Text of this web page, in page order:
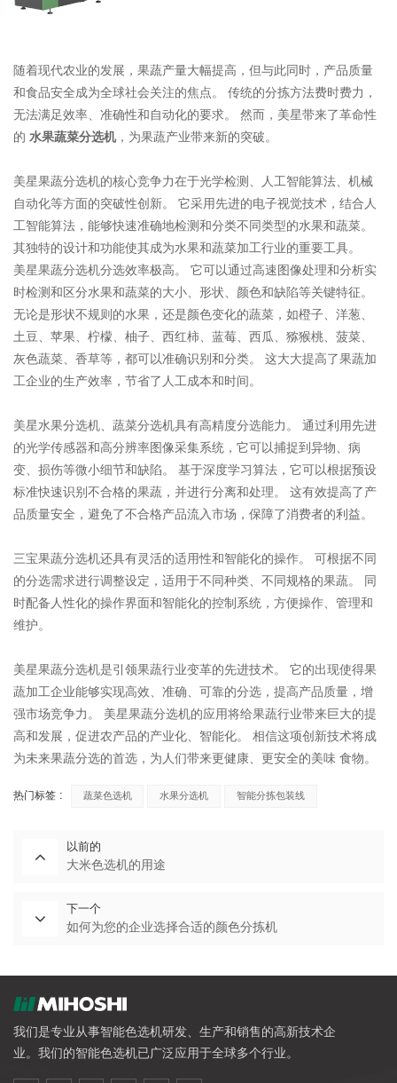
随着现代农业的发展，果蔬产量大幅提高，但与此同时，产品质量
和食品安全成为全球社会关注的焦点。 传统的分拣方法费时费力，
无法满足效率、准确性和自动化的要求。 然而，美星带来了革命性
的 水果蔬菜分选机，为果蔬产业带来新的突破。
美星果蔬分选机的核心竞争力在于光学检测、人工智能算法、机械
自动化等方面的突破性创新。 它采用先进的电子视觉技术，结合人
工智能算法，能够快速准确地检测和分类不同类型的水果和蔬菜。
其独特的设计和功能使其成为水果和蔬菜加工行业的重要工具。
美星果蔬分选机分选效率极高。 它可以通过高速图像处理和分析实
时检测和区分水果和蔬菜的大小、形状、颜色和缺陷等关键特征。
无论是形状不规则的水果，还是颜色变化的蔬菜，如橙子、洋葱、
土豆、苹果、柠檬、柚子、西红柿、蓝莓、西瓜、猕猴桃、菠菜、
灰色蔬菜、香草等，都可以准确识别和分类。 这大大提高了果蔬加
工企业的生产效率，节省了人工成本和时间。
美星水果分选机、蔬菜分选机具有高精度分选能力。 通过利用先进
的光学传感器和高分辨率图像采集系统，它可以捕捉到异物、病
变、损伤等微小细节和缺陷。 基于深度学习算法，它可以根据预设
标准快速识别不合格的果蔬，并进行分离和处理。 这有效提高了产
品质量安全，避免了不合格产品流入市场，保障了消费者的利益。
三宝果蔬分选机还具有灵活的适用性和智能化的操作。 可根据不同
的分选需求进行调整设定，适用于不同种类、不同规格的果蔬。 同
时配备人性化的操作界面和智能化的控制系统，方便操作、管理和
维护。
美星果蔬分选机是引领果蔬行业变革的先进技术。 它的出现使得果
蔬加工企业能够实现高效、准确、可靠的分选，提高产品质量，增
强市场竞争力。 美星果蔬分选机的应用将给果蔬行业带来巨大的提
高和发展，促进农产品的产业化、智能化。 相信这项创新技术将成
为未来果蔬分选的首选，为人们带来更健康、更安全的美味食物。
热门标签 : 蔬菜色选机 水果分选机 智能分拣包装线
以前的
大米色选机的用途
下一个
如何为您的企业选择合适的颜色分拣机
我们是专业从事智能色选机研发、生产和销售的高新技术企
业。我们的智能色选机已广泛应用于全球多个行业。